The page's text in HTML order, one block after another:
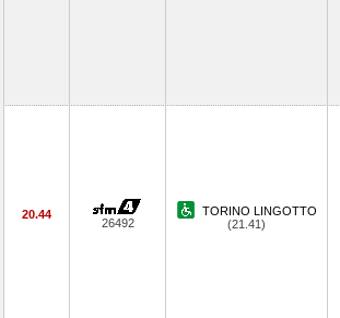
20.44
26492
TORINO LINGOTTO
(21.41)